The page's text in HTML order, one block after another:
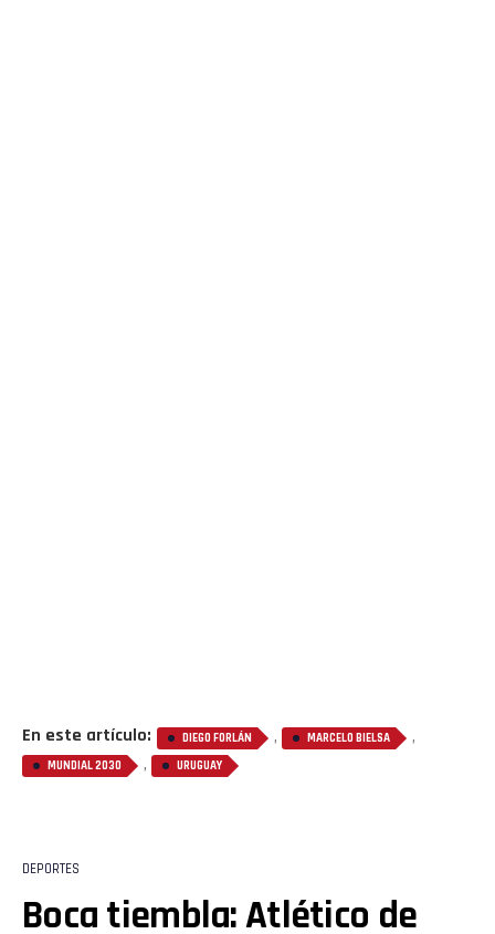
En este artículo: DIEGO FORLÁN , MARCELO BIELSA ,
MUNDIAL 2030 , URUGUAY
DEPORTES
Boca tiembla: Atlético de